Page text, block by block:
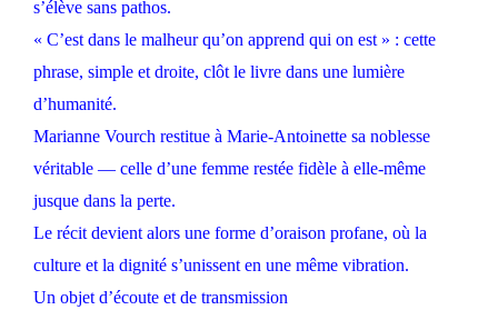
s’élève sans pathos.
« C’est dans le malheur qu’on apprend qui on est » : cette
phrase, simple et droite, clôt le livre dans une lumière
d’humanité.
Marianne Vourch restitue à Marie-Antoinette sa noblesse
véritable — celle d’une femme restée fidèle à elle-même
jusque dans la perte.
Le récit devient alors une forme d’oraison profane, où la
culture et la dignité s’unissent en une même vibration.
Un objet d’écoute et de transmission